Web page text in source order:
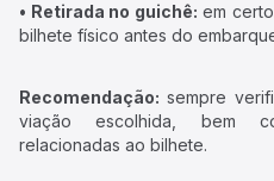
• Retirada no guichê: em
bilhete físico antes do
Recomendação: sempre
viação escolhida, bem
relacionadas ao bilhete.